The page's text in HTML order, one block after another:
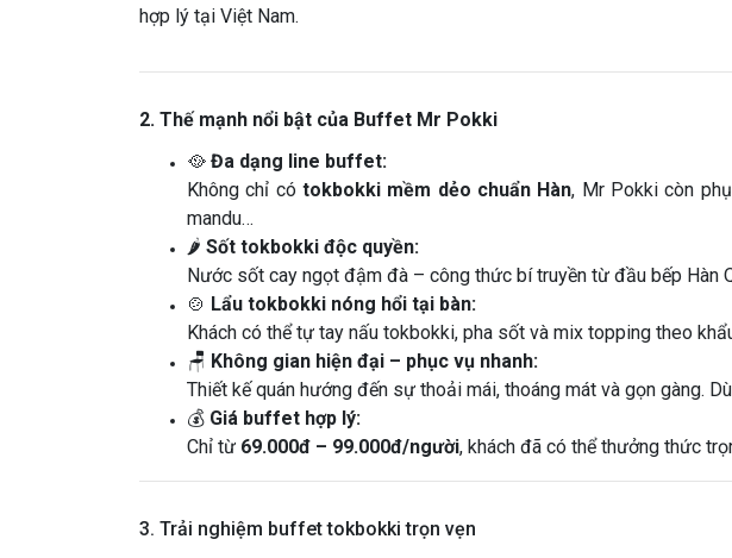
hợp lý tại Việt Nam.
2. Thế mạnh nổi bật của Buffet Mr Pokki
🥘 Đa dạng line buffet:
Không chỉ có tokbokki mềm dẻo chuẩn Hàn, Mr Pokki còn
mandu…
🌶️ Sốt tokbokki độc quyền:
Nước sốt cay ngọt đậm đà – công thức bí truyền từ đầu bếp
🍲 Lẩu tokbokki nóng hổi tại bàn:
Khách có thể tự tay nấu tokbokki, pha sốt và mix topping theo
🪑 Không gian hiện đại – phục vụ nhanh:
Thiết kế quán hướng đến sự thoải mái, thoáng mát và gọn gàng.
💰 Giá buffet hợp lý:
Chỉ từ 69.000đ – 99.000đ/người, khách đã có thể thưởng thức
3. Trải nghiệm buffet tokbokki trọn vẹn